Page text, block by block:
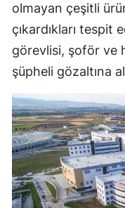
olmayan çeşitli
çıkardıkları tespit
görevlisi, şoför ve
şüpheli gözaltına